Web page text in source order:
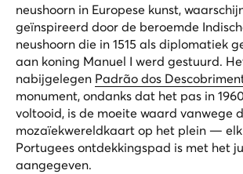
neushoorn in Europese kunst,
geïnspireerd door de beroemde
neushoorn die in 1515 als diplomatiek
aan koning Manuel I werd gestuurd.
nabijgelegen Padrão dos
monument, ondanks dat het pas in
voltooid, is de moeite waard vanwege
mozaïekwereldkaart op het plein — elk
Portugees ontdekkingspad is met het
aangegeven.